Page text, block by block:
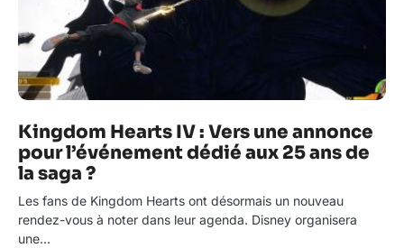
Kingdom Hearts IV : Vers une annonce
pour l’événement dédié aux 25 ans de
la saga ?
Les fans de Kingdom Hearts ont désormais un nouveau
rendez-vous à noter dans leur agenda. Disney organisera
une…